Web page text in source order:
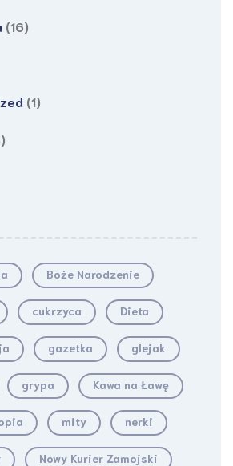
(16)
(1)
Boże Narodzenie
cukrzyca Dieta
gazetka glejak
grypa Kawa na Ławę
mity nerki
Nowy Kurier Zamojski